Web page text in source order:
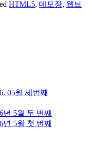
HTML5, 메모장, 웹브
05월 세번째
년 5월 두 번째
년 5월 첫 번째